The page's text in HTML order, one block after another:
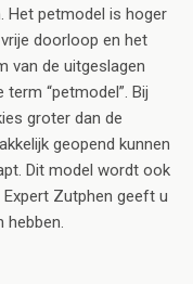
Het petmodel is hoger
doorloop en het
van de uitgeslagen
“petmodel”. Bij
groter dan de
geopend kunnen
Dit model wordt ook
Zutphen geeft u
hebben.